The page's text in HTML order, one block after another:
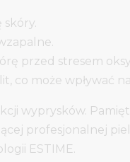
przed stresem
co może wpływać
wyprysków.
profesjonalnej
ESTIME.